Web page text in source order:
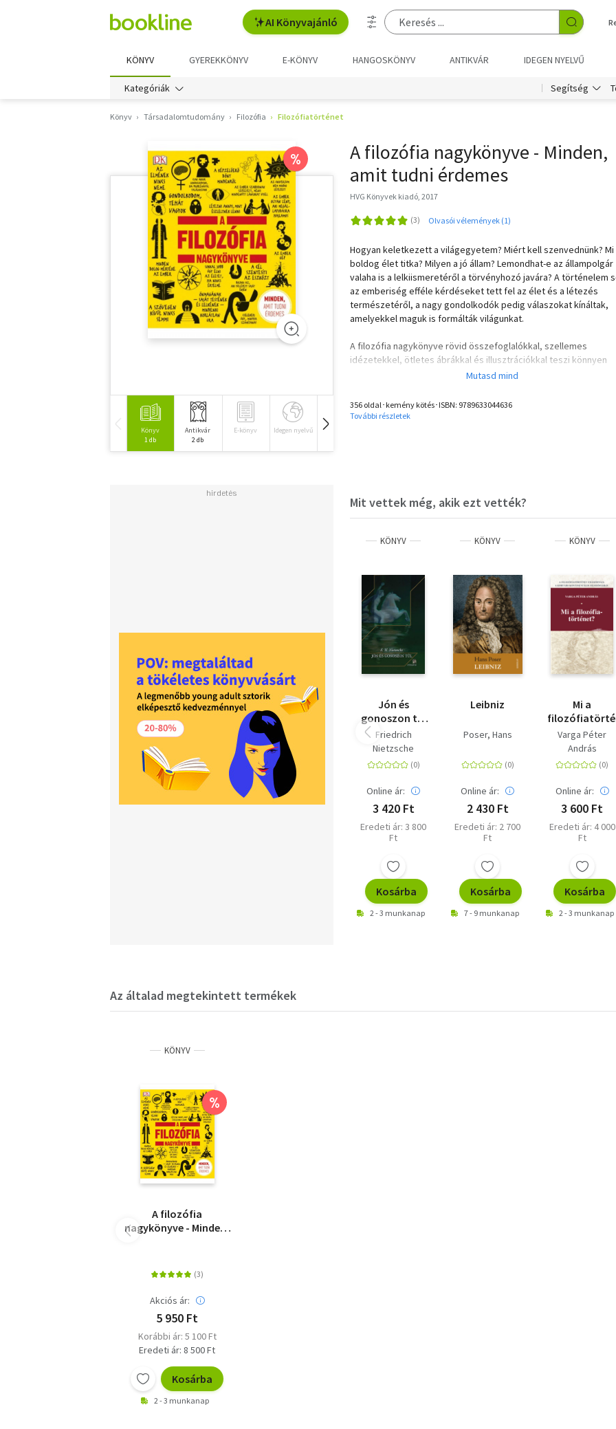
AI Könyvajánló
KÖNYV GYEREKKÖNYV E-KÖNYV HANGOSKÖNYV ANTIKVÁR IDEGEN NYELVŰ
Kategóriák Segítség
Könyv Társadalomtudomány Filozófia Filozófiatörténet
%
Könyv
1 db
Antikvár
2 db
E-könyv Idegen nyelvű Hangoskönyv
A filozófia nagykönyve - Minden,
amit tudni érdemes
HVG Könyvek kiadó, 2017
Olvasói vélemények (1)
Hogyan keletkezett a világegyetem? Miért kell szenvednünk? Mi
boldog élet titka? Milyen a jó állam? Lemondhat-e az állampolgár
valaha is a lelkiismeretéről a törvényhozó javára? A történelem
az emberiség efféle kérdéseket tett fel az élet és a létezés
természetéről, a nagy gondolkodók pedig válaszokat kínáltak,
amelyekkel maguk is formálták világunkat.
A filozófia nagykönyve rövid összefoglalókkal, szellemes
idézetekkel, ötletes ábrákkal és illusztrációkkal teszi könnyen
emészthetővé az elvont, tudományos gondolatokat
Hasznos olvasmány a filozófia iránt érdeklődő laikusoknak,
diákoknak és minden olyan embernek, akinek fontos önmaga és a
356 oldal･kemény kötés･ISBN: 9789633044636
További részletek
Mit vettek még, akik ezt vették?
KÖNYV
Jón és
gonoszon túl
- Egy jövőbéli
filozófia
előjátéka
Friedrich
Nietzsche
Online ár:
3 420 Ft
Eredeti ár: 3 800
Ft
Kosárba
2 - 3 munkanap
KÖNYV
Leibniz
Poser, Hans
Online ár:
2 430 Ft
Eredeti ár: 2 700
Ft
Kosárba
7 - 9 munkanap
KÖNYV
Mi a
Varga Péter
András
Online ár:
3 600 Ft
Eredeti ár: 4 000
Ft
Kosárba
2 - 3 munkanap
Az általad megtekintett termékek
KÖNYV
%
A filozófia
nagykönyve - Minden,
Akciós ár:
5 950 Ft
Korábbi ár: 5 100 Ft
Eredeti ár: 8 500 Ft
Kosárba
2 - 3 munkanap